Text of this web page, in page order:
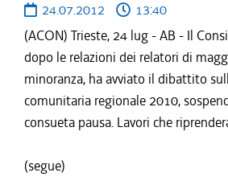
24.07.2012
13:40
(ACON) Trieste, 24 lug - AB - Il
dopo le relazioni dei relatori di
minoranza, ha avviato il dibattito
comunitaria regionale 2010,
consueta pausa. Lavori che
(segue)